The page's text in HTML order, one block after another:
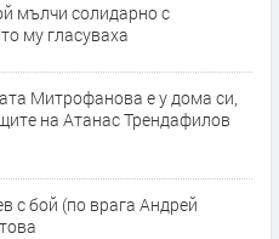
мълчи солидарно с
му гласуваха
Митрофанова е у дома си,
на Атанас Трендафилов
с бой (по врага Андрей